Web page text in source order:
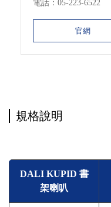
電話： 05-223-6522
官網
規格說明
DALI KUPID 書
架喇叭